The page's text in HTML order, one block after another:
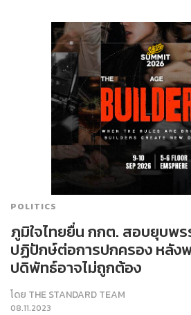
POLITICS
ภูมิใจไทยยื่น กกต. สอบยุบพร
ปฏิปักษ์ต่อการปกครอง หลัง
ปดิพัทธ์อาจไม่ถูกต้อง
โดย THE STANDARD TEAM
08.11.2023